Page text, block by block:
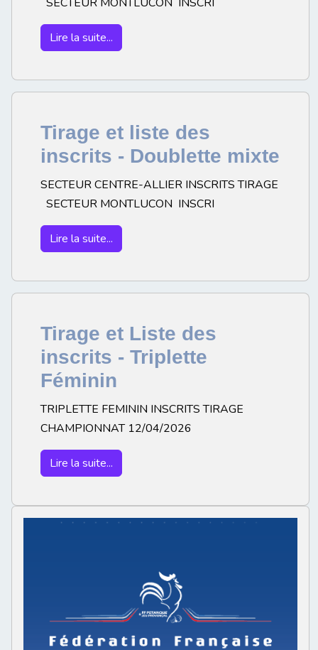
Lire la suite...
Tirage et liste des
inscrits - Doublette mixte
SECTEUR CENTRE-ALLIER INSCRITS TIRAGE
SECTEUR MONTLUCON INSCRI
Lire la suite...
Tirage et Liste des
inscrits - Triplette
Féminin
TRIPLETTE FEMININ INSCRITS TIRAGE
CHAMPIONNAT 12/04/2026
Lire la suite...